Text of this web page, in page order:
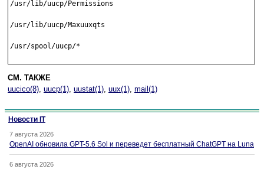
/usr/lib/uucp/Permissions
/usr/lib/uucp/Maxuuxqts
/usr/spool/uucp/*
СМ. ТАКЖЕ
uucico(8), uucp(1), uustat(1), uux(1), mail(1)
Новости IT
7 августа 2026
OpenAI обновила GPT-5.6 Sol и переведет бесплатный ChatGPT на Luna
6 августа 2026